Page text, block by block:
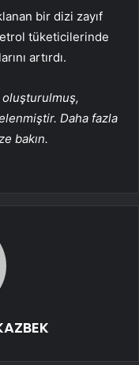
bir dizi zayıf
tüketicilerinde
artırdı.
oluşturulmuş,
Daha fazla
bakın.